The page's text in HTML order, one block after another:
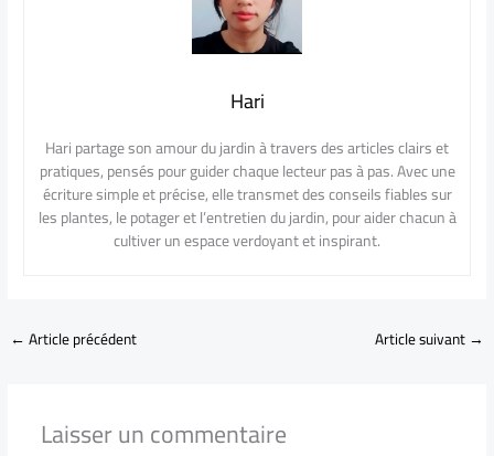
Hari
Hari partage son amour du jardin à travers des articles clairs et
pratiques, pensés pour guider chaque lecteur pas à pas. Avec une
écriture simple et précise, elle transmet des conseils fiables sur
les plantes, le potager et l’entretien du jardin, pour aider chacun à
cultiver un espace verdoyant et inspirant.
←Article précédent Article suivant→
Laisser un commentaire